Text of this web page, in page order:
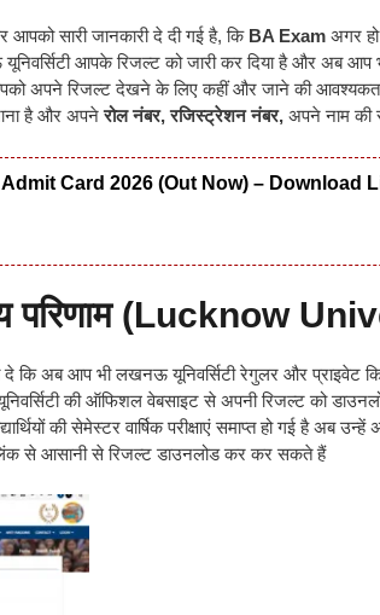
आपको सारी जानकारी दे दी गई है, कि BA Exam अगर
आपके रिजल्ट को जारी कर दिया है और अब आप
अपने रिजल्ट देखने के लिए कहीं और जाने की आवश्यकता
है और अपनेरोल नंबर, रजिस्ट्रेशन नंबर, अपने नाम की
Admit Card 2026 (Out Now) – Download
परिणाम (Lucknow
दे कि अब आप भी लखनऊ यूनिवर्सिटी रेगुलर और प्राइवेट
की ऑफिशल वेबसाइट से अपनी रिजल्ट को
की सेमेस्टर वार्षिक परीक्षाएं समाप्त हो गई है अब
से आसानी से रिजल्ट डाउनलोड कर कर सकते हैं